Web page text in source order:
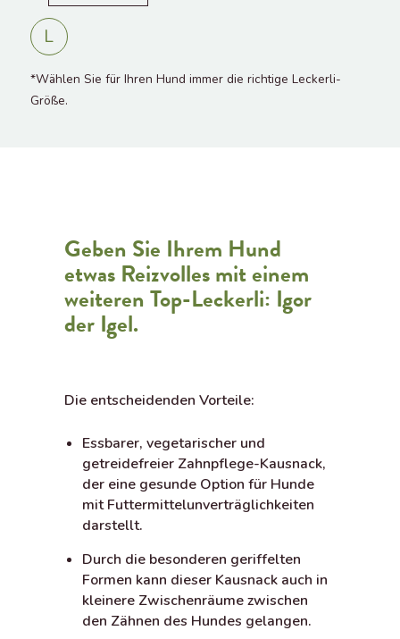
L
*Wählen Sie für Ihren Hund immer die richtige Leckerli-
Größe.
Geben Sie Ihrem Hund
etwas Reizvolles mit einem
weiteren Top-Leckerli: Igor
der Igel.
Die entscheidenden Vorteile:
Essbarer, vegetarischer und
getreidefreier Zahnpflege-Kausnack,
der eine gesunde Option für Hunde
mit Futtermittelunverträglichkeiten
darstellt.
Durch die besonderen geriffelten
Formen kann dieser Kausnack auch in
kleinere Zwischenräume zwischen
den Zähnen des Hundes gelangen.